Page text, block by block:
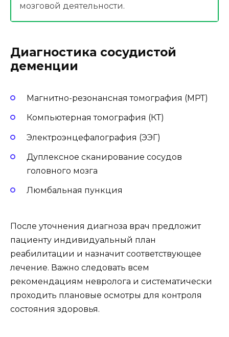
мозговой деятельности.
Диагностика сосудистой
деменции
Магнитно-резонансная томография (МРТ)
Компьютерная томография (КТ)
Электроэнцефалография (ЭЭГ)
Дуплексное сканирование сосудов
головного мозга
Люмбальная пункция
После уточнения диагноза врач предложит
пациенту индивидуальный план
реабилитации и назначит соответствующее
лечение. Важно следовать всем
рекомендациям невролога и систематически
проходить плановые осмотры для контроля
состояния здоровья.